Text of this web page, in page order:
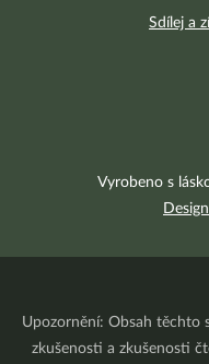
Sdílej a
Vyrobeno s
Upozornění: Obsah těchto
zkušenosti a zkušenosti